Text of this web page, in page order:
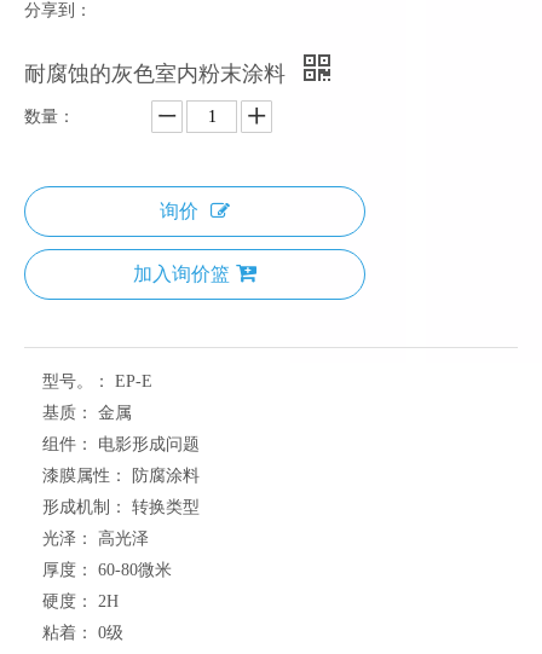
分享到：
耐腐蚀的灰色室内粉末涂料
数量：
询价
加入询价篮
型号。：
EP-E
基质：
金属
组件：
电影形成问题
漆膜属性：
防腐涂料
形成机制：
转换类型
光泽：
高光泽
厚度：
60-80微米
硬度：
2H
粘着：
0级